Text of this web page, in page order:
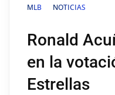
MLB NOTICIAS
Ronald
en la
Estrellas